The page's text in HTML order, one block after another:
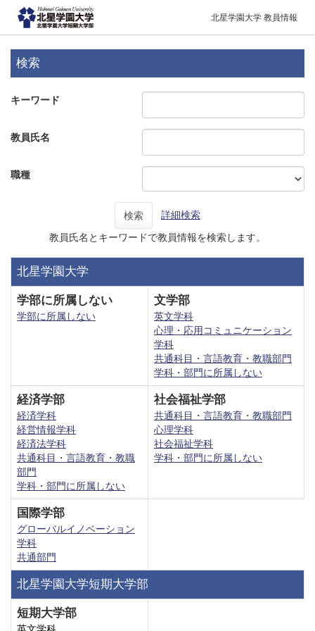
北星学園大学 教員情報
検索
キーワード
教員氏名
職種
検索 詳細検索
教員氏名とキーワードで教員情報を検索します。
北星学園大学
学部に所属しない
学部に所属しない
文学部
英文学科
心理・応用コミュニケーション
学科
共通科目・言語教育・教職部門
学科・部門に所属しない
経済学部
経済学科
経営情報学科
経済法学科
共通科目・言語教育・教職
部門
学科・部門に所属しない
社会福祉学部
共通科目・言語教育・教職部門
心理学科
社会福祉学科
学科・部門に所属しない
国際学部
グローバルイノベーション
学科
共通部門
北星学園大学短期大学部
短期大学部